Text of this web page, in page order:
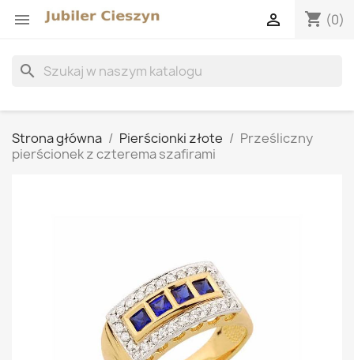
 shopping_cart (0)

search
Strona główna Pierścionki złote
Prześliczny
pierścionek z czterema szafirami